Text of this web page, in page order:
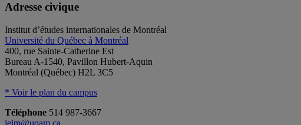
Adresse civique
Institut d’études internationales de Montréal
Université du Québec à Montréal
400, rue Sainte-Catherine Est
Bureau A-1540, Pavillon Hubert-Aquin
Montréal (Québec) H2L 3C5
* Voir le plan du campus
Téléphone 514 987-3667
ieim@uqam.ca